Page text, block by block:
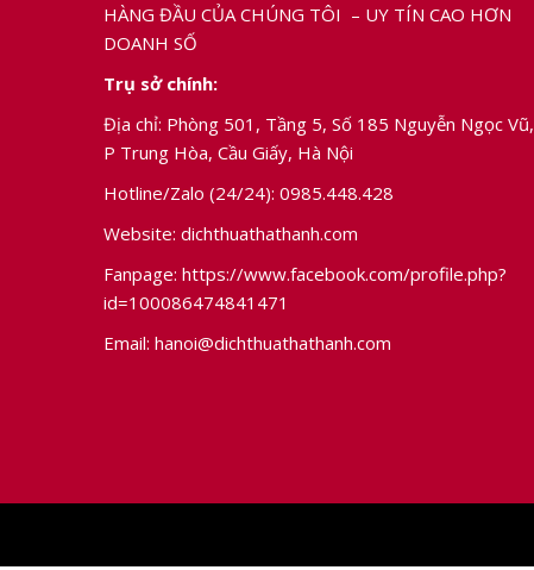
HÀNG ĐẦU CỦA CHÚNG TÔI – UY TÍN CAO HƠN
DOANH SỐ
Trụ sở chính:
Địa chỉ: Phòng 501, Tầng 5, Số 185 Nguyễn Ngọc Vũ,
P Trung Hòa, Cầu Giấy, Hà Nội
Hotline/Zalo (24/24): 0985.448.428
Website: dichthuathathanh.com
Fanpage: https://www.facebook.com/profile.php?
id=100086474841471
Email: hanoi@dichthuathathanh.com